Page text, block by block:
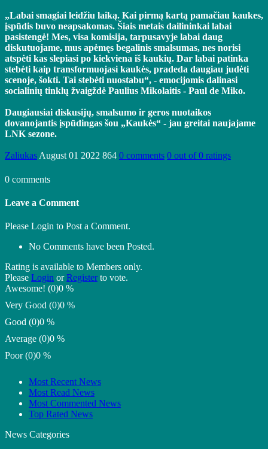
„Labai smagiai leidžiu laiką. Kai pirmą kartą pamačiau kaukes,
įspūdis buvo neapsakomas. Šiais metais dailininkai labai
pasistengė! Mes, visa komisija, tarpusavyje labai daug
diskutuojame, mus apėmęs begalinis smalsumas, nes norisi
atspėti kas slepiasi po kiekviena iš kaukių. Dar labai patinka
stebėti kaip transformuojasi kaukės, pradeda daugiau judėti
scenoje, šokti. Tai stebėti nuostabu“, - emocijomis dalinasi
socialinių tinklų žvaigždė Paulius Mikolaitis - Paul de Miko.
Daugiausiai diskusijų, smalsumo ir geros nuotaikos
dovanojantis įspūdingas šou „Kaukės“ - jau greitai naujajame
LNK sezone.
Zaliukas August 01 2022 864 0 comments 0 out of 0 ratings
0 comments
Leave a Comment
Please Login to Post a Comment.
No Comments have been Posted.
Rating is available to Members only.
Please Login orRegisterto vote.
Awesome! (0)0 %
Very Good (0)0 %
Good (0)0 %
Average (0)0 %
Poor (0)0 %
Most Recent News
Most Read News
Most Commented News
Top Rated News
News Categories